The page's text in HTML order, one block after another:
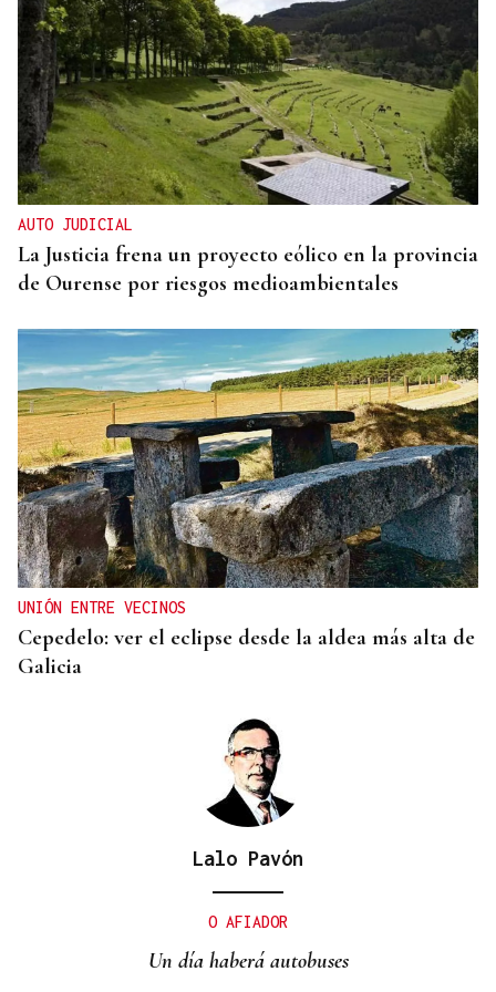
CONATO EXTINGUIDO
Vídeo | Se desata un incendio forestal en una
cantera de Untes
AUTO JUDICIAL
La Justicia frena un proyecto eólico en la provincia
de Ourense por riesgos medioambientales
UNIÓN ENTRE VECINOS
Cepedelo: ver el eclipse desde la aldea más alta de
Galicia
Lalo Pavón
O AFIADOR
Un día haberá autobuses